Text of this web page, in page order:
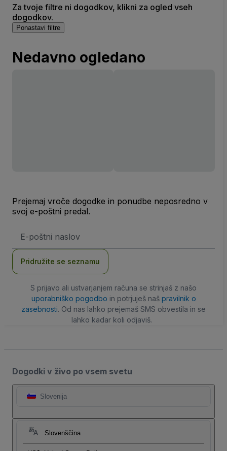
Za tvoje filtre ni dogodkov, klikni za ogled vseh
dogodkov.
Ponastavi filtre
Nedavno ogledano
Prejemaj vroče dogodke in ponudbe neposredno v
svoj e-poštni predal.
naslov
Pridružite se seznamu
S prijavo ali ustvarjanjem računa se strinjaš z našo
uporabniško pogodbo in potrjuješ naš pravilnik o
zasebnosti. Od nas lahko prejemaš SMS obvestila in se
lahko kadar koli odjaviš.
Dogodki v živo po vsem svetu
Slovenija
Slovenščina